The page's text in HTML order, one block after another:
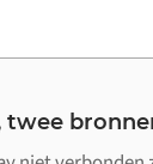
twee